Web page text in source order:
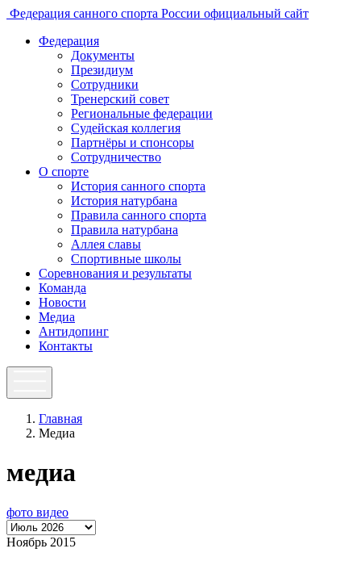
Федерация санного спорта России официальный сайт
Федерация
Документы
Президиум
Сотрудники
Тренерский совет
Региональные федерации
Судейская коллегия
Партнёры и спонсоры
Сотрудничество
О спорте
История санного спорта
История натурбана
Правила санного спорта
Правила натурбана
Аллея славы
Спортивные школы
Соревнования и результаты
Команда
Новости
Медиа
Антидопинг
Контакты
Главная
Медиа
медиа
фото видео
Ноябрь 2015